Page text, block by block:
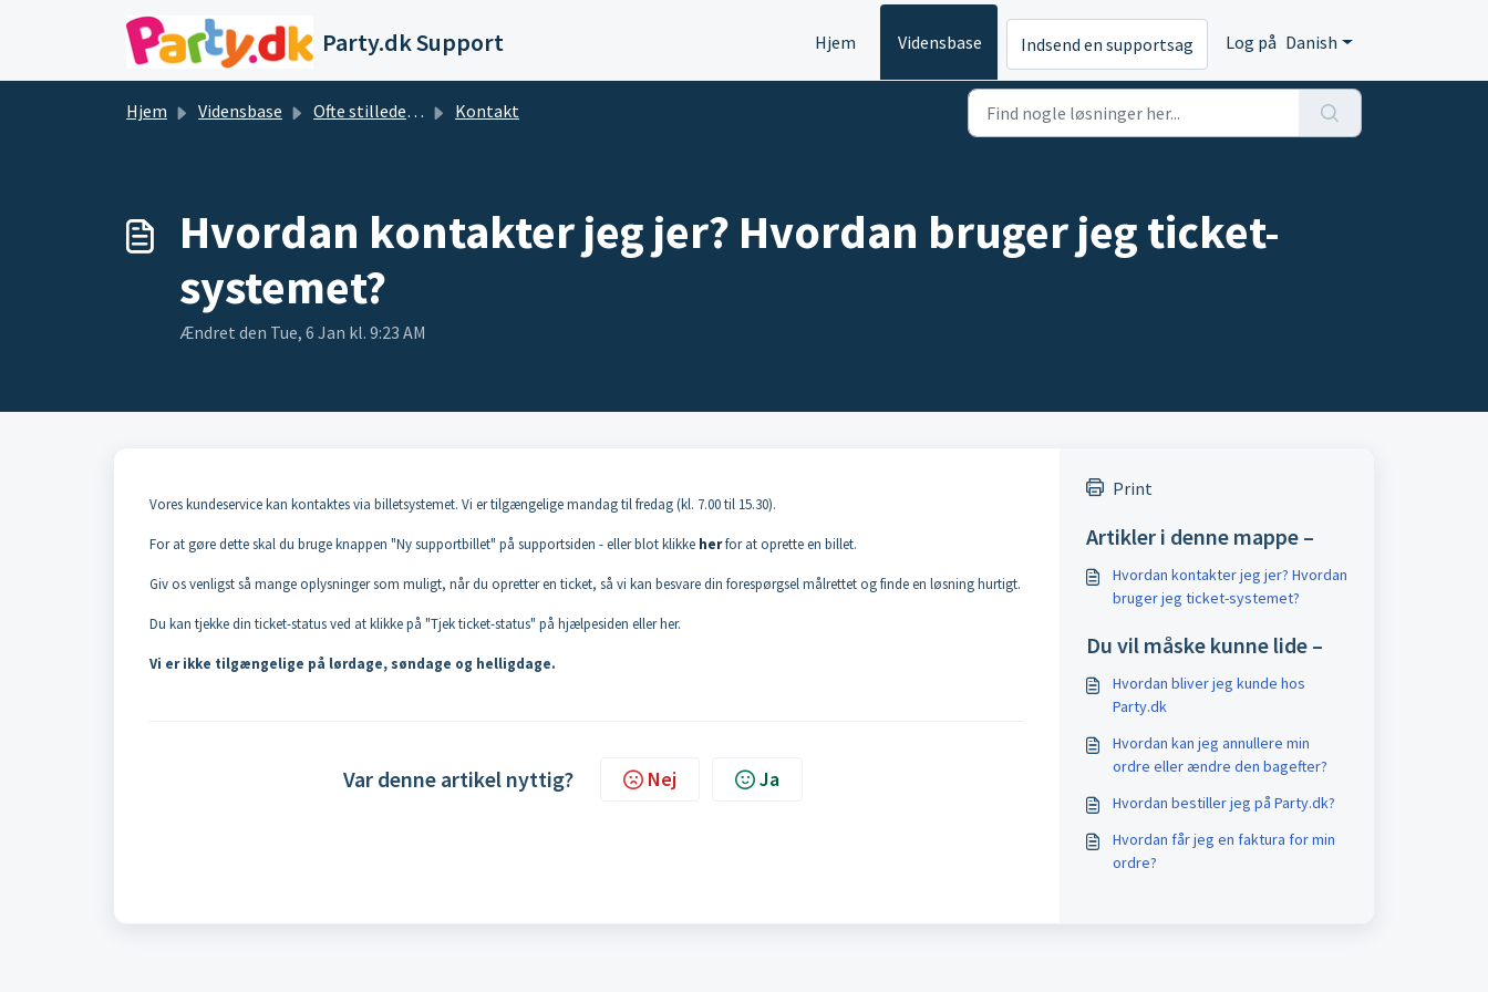
Gå til hovedindhold
Party.dk Support Hjem Vidensbase Indsend en supportsag Log på Danish
Hjem Vidensbase Ofte stillede spørgsmål og svar Kontakt
Hvordan kontakter jeg jer? Hvordan bruger jeg ticket-
systemet?
Ændret den Tue, 6 Jan kl. 9:23 AM
Vores kundeservice kan kontaktes via billetsystemet. Vi er tilgængelige mandag til fredag (kl. 7.00 til 15.30).
For at gøre dette skal du bruge knappen "Ny supportbillet" på supportsiden - eller blot klikke herfor at oprette en billet.
Giv os venligst så mange oplysninger som muligt, når du opretter en ticket, så vi kan besvare din forespørgsel målrettet og finde en løsning hurtigt.
Du kan tjekke din ticket-status ved at klikke på "Tjek ticket-status" på hjælpesiden eller her.
Vi er ikke tilgængelige på lørdage, søndage og helligdage.
Var denne artikel nyttig? Nej Ja
Print
Artikler i denne mappe –
Hvordan kontakter jeg jer? Hvordan
bruger jeg ticket-systemet?
Du vil måske kunne lide –
Hvordan bliver jeg kunde hos
Party.dk
Hvordan kan jeg annullere min
ordre eller ændre den bagefter?
Hvordan bestiller jeg på Party.dk?
Hvordan får jeg en faktura for min
ordre?